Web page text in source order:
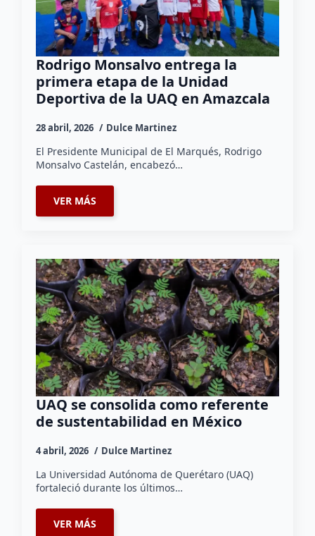
Rodrigo Monsalvo entrega la
primera etapa de la Unidad
Deportiva de la UAQ en Amazcala
28 abril, 2026 Dulce Martinez
El Presidente Municipal de El Marqués, Rodrigo
Monsalvo Castelán, encabezó…
VER MÁS
UAQ se consolida como referente
de sustentabilidad en México
4 abril, 2026 Dulce Martinez
La Universidad Autónoma de Querétaro (UAQ)
fortaleció durante los últimos…
VER MÁS